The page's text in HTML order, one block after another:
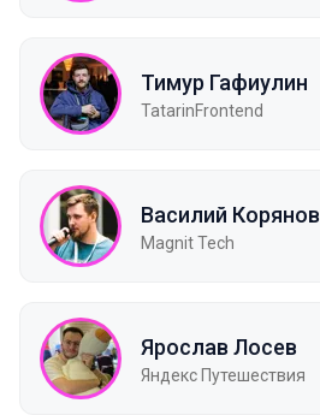
Тимур Гафиулин
TatarinFrontend
Василий Корянов
Magnit Tech
Ярослав Лосев
Яндекс Путешествия